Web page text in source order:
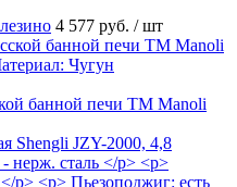
4 577 руб. / шт
банной печи ТМ Manoli